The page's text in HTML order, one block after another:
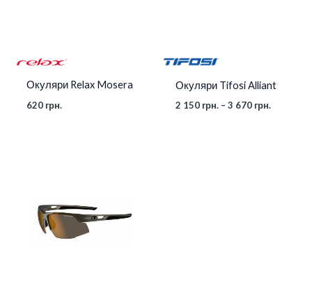
Окуляри Relax Mosera
620 грн.
Окуляри Tifosi Alliant
2 150 грн. – 3 670 грн.